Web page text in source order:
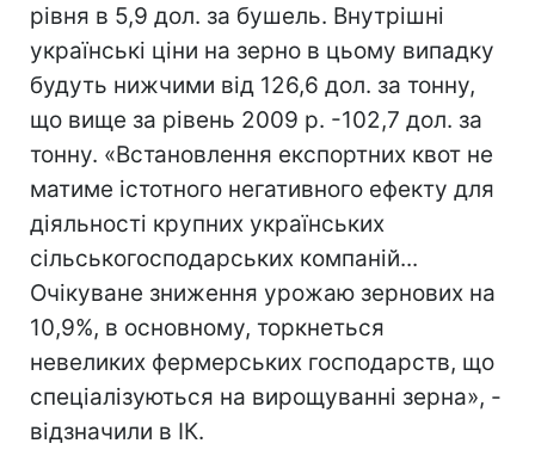
рівня в 5,9 дол. за бушель. Внутрішні
українські ціни на зерно в цьому випадку
будуть нижчими від 126,6 дол. за тонну,
що вище за рівень 2009 р. -102,7 дол. за
тонну. «Встановлення експортних квот не
матиме істотного негативного ефекту для
діяльності крупних українських
сільськогосподарських компаній...
Очікуване зниження урожаю зернових на
10,9%, в основному, торкнеться
невеликих фермерських господарств, що
спеціалізуються на вирощуванні зерна», -
відзначили в ІК.